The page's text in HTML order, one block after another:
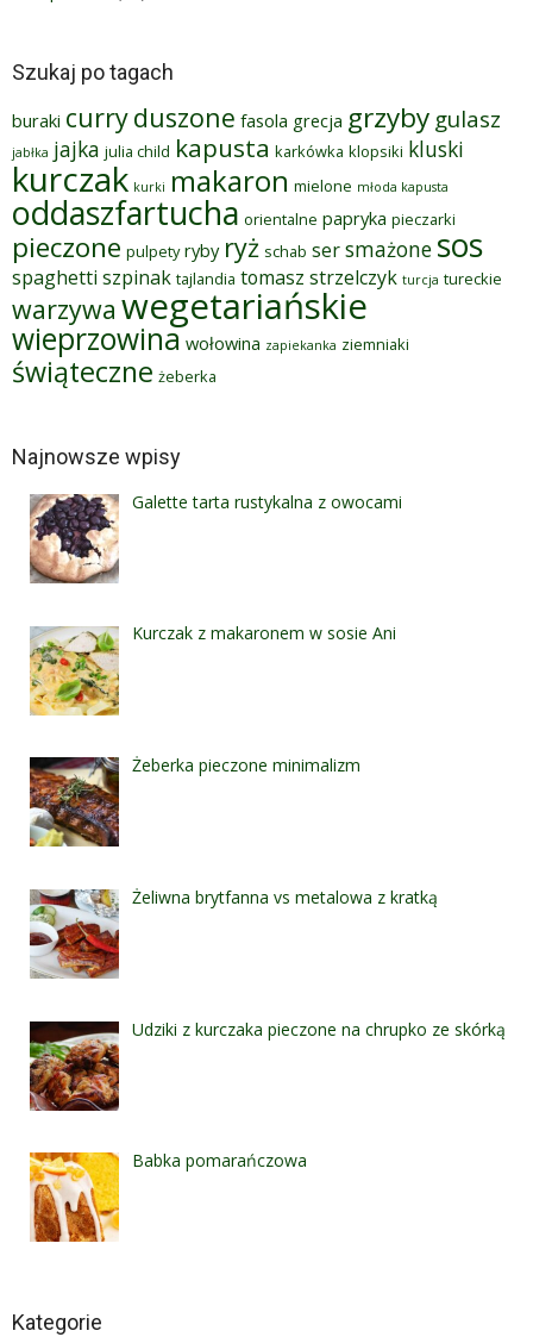
Szukaj po tagach
buraki curryduszone fasola grecja grzyby gulasz
jabłka jajka julia child kapusta karkówka klopsiki kluski
kurczak kurki makaron mielone młoda kapusta
oddaszfartucha orientalne papryka pieczarki
pieczone pulpety ryby ryż schab sersmażone sos
spaghetti szpinak tajlandia tomasz strzelczyk turcja tureckie
warzywa wegetariańskie
wieprzowina wołowina zapiekanka ziemniaki
świąteczne żeberka
Najnowsze wpisy
Galette tarta rustykalna z owocami
Kurczak z makaronem w sosie Ani
Żeberka pieczone minimalizm
Żeliwna brytfanna vs metalowa z kratką
Udziki z kurczaka pieczone na chrupko ze skórką
Babka pomarańczowa
Kategorie